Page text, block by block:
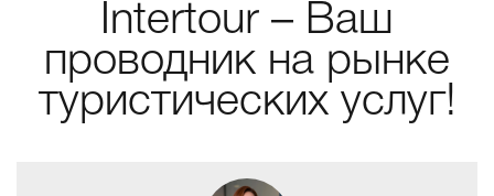
Intertour – Ваш
проводник на рынке
туристических услуг!